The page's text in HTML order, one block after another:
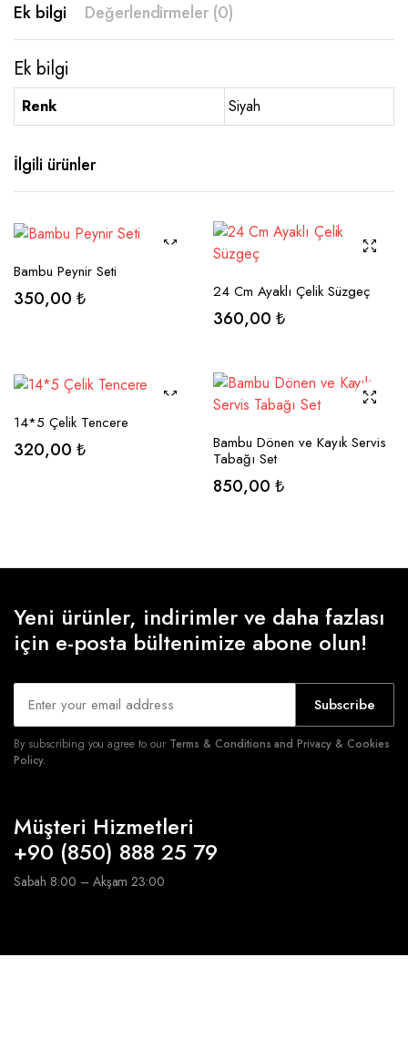
Ek bilgi Değerlendirmeler (0)
Ek bilgi
Renk Siyah
İlgili ürünler
SEÇENEKLER
Bambu Peynir Seti
350,00 ₺
SEÇENEKLER
24 Cm Ayaklı Çelik Süzgeç
360,00 ₺
SEÇENEKLER
14*5 Çelik Tencere
320,00 ₺
SEÇENEKLER
Bambu Dönen ve Kayık Servis
Tabağı Set
850,00 ₺
Yeni ürünler, indirimler ve daha fazlası
için e-posta bültenimize abone olun!
Subscribe
By subscribing you agree to our Terms & Conditions and Privacy & Cookies
Policy.
Müşteri Hizmetleri
+90 (850) 888 25 79
Sabah 8:00 – Akşam 23:00